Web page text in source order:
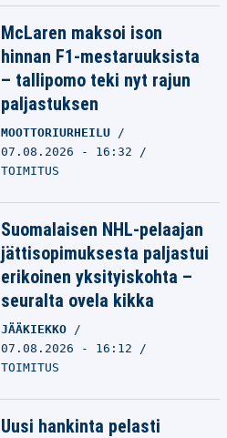
McLaren maksoi ison
hinnan F1-mestaruuksista
– tallipomo teki nyt rajun
paljastuksen
MOOTTORIURHEILU
07.08.2026 - 16:32
TOIMITUS
Suomalaisen NHL-pelaajan
jättisopimuksesta paljastui
erikoinen yksityiskohta –
seuralta ovela kikka
JÄÄKIEKKO
07.08.2026 - 16:12
TOIMITUS
Uusi hankinta pelasti